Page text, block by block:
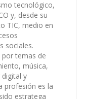
tecnológico,
y, desde su
TIC, medio en
sociales.
temas de
música,
y
profesión es la
estratega